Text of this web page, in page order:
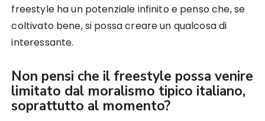
freestyle ha un potenziale infinito e penso che, se
coltivato bene, si possa creare un qualcosa di
interessante.
Non pensi che il freestyle possa venire
limitato dal moralismo tipico italiano,
soprattutto al momento?